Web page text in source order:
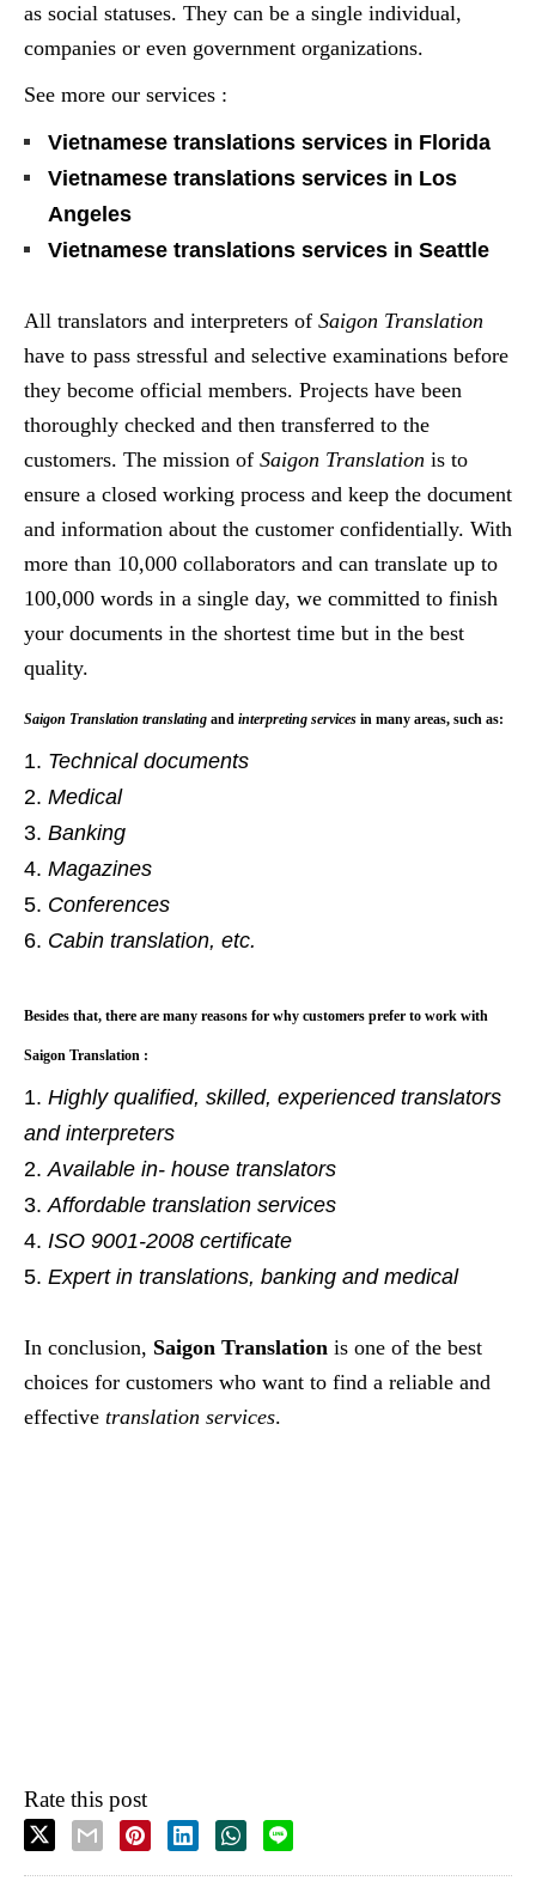
as social statuses. They can be a single individual,
companies or even government organizations.
See more our services :
Vietnamese translations services in Florida
Vietnamese translations services in Los
Angeles
Vietnamese translations services in Seattle
All translators and interpreters of Saigon Translation
have to pass stressful and selective examinations before
they become official members. Projects have been
thoroughly checked and then transferred to the
customers. The mission of Saigon Translation is to
ensure a closed working process and keep the document
and information about the customer confidentially. With
more than 10,000 collaborators and can translate up to
100,000 words in a single day, we committed to finish
your documents in the shortest time but in the best
quality.
Saigon Translation translating and interpreting services in many areas, such as:
Technical documents
Medical
Banking
Magazines
Conferences
Cabin translation, etc.
Besides that, there are many reasons for why customers prefer to work with
Saigon Translation :
Highly qualified, skilled, experienced translators
and interpreters
Available in- house translators
Affordable translation services
ISO 9001-2008 certificate
Expert in translations, banking and medical
In conclusion, Saigon Translation is one of the best
choices for customers who want to find a reliable and
effective translation services.
Rate this post